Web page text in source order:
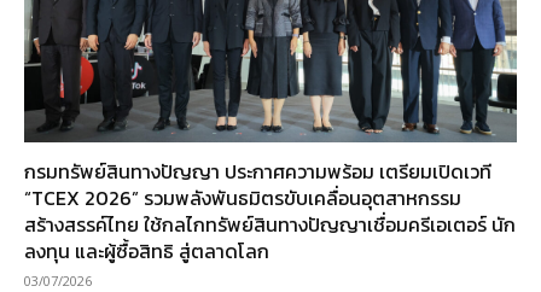
กรมทรัพย์สินทางปัญญา ประกาศความพร้อม เตรียมเปิดเวที
“TCEX 2026” รวมพลังพันธมิตรขับเคลื่อนอุตสาหกรรม
สร้างสรรค์ไทย ใช้กลไกทรัพย์สินทางปัญญาเชื่อมครีเอเตอร์ นัก
ลงทุน และผู้ซื้อสิทธิ สู่ตลาดโลก
03/07/2026